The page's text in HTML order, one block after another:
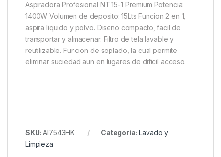
Aspiradora Profesional NT 15-1 Premium Potencia:
1400W Volumen de deposito: 15Lts Funcion 2 en 1,
aspira liquido y polvo. Diseno compacto, facil de
transportar y almacenar. Filtro de tela lavable y
reutilizable. Funcion de soplado, la cual permite
eliminar suciedad aun en lugares de dificil acceso.
SKU:AI7543HK Categoría:Lavado y
Limpieza